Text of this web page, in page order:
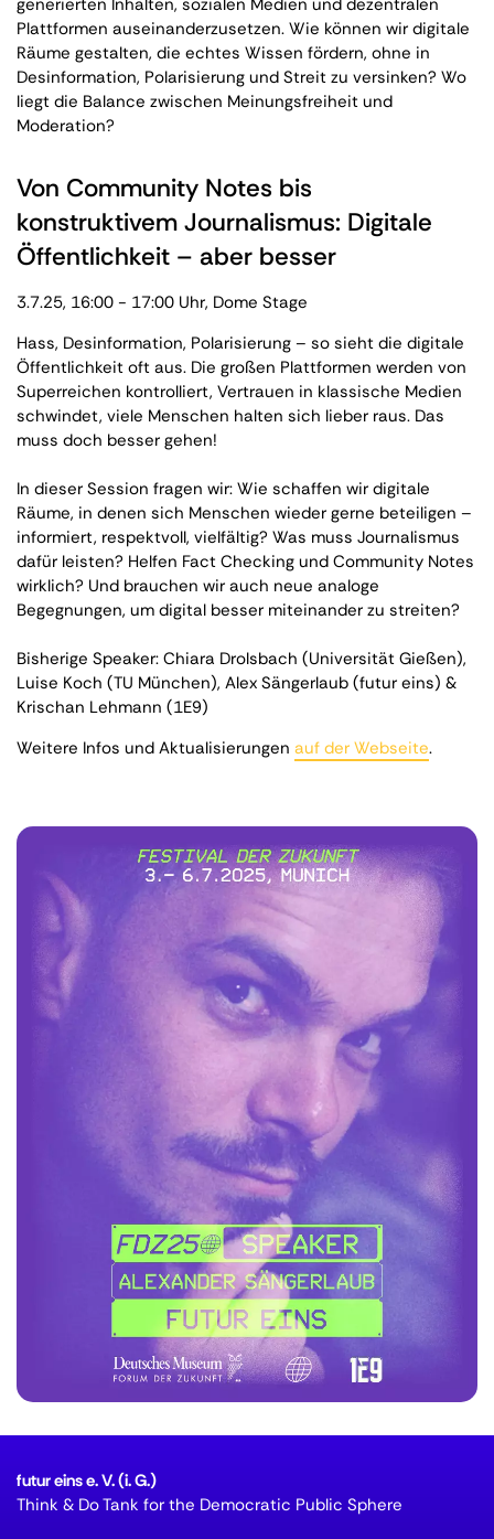
Plattformen auseinanderzusetzen. Wie können wir digitale
Räume gestalten, die echtes Wissen fördern, ohne in
Desinformation, Polarisierung und Streit zu versinken? Wo
liegt die Balance zwischen Meinungsfreiheit und
Moderation?
Von Community Notes bis
konstruktivem Journalismus: Digitale
Öffentlichkeit – aber besser
3.7.25, 16:00 - 17:00 Uhr, Dome Stage
Hass, Desinformation, Polarisierung – so sieht die digitale
Öffentlichkeit oft aus. Die großen Plattformen werden von
Superreichen kontrolliert, Vertrauen in klassische Medien
schwindet, viele Menschen halten sich lieber raus. Das
muss doch besser gehen!
In dieser Session fragen wir: Wie schaffen wir digitale
Räume, in denen sich Menschen wieder gerne beteiligen –
informiert, respektvoll, vielfältig? Was muss Journalismus
dafür leisten? Helfen Fact Checking und Community Notes
wirklich? Und brauchen wir auch neue analoge
Begegnungen, um digital besser miteinander zu streiten?
Bisherige Speaker: Chiara Drolsbach (Universität Gießen),
Luise Koch (TU München), Alex Sängerlaub (futur eins) &
Krischan Lehmann (1E9)
Weitere Infos und Aktualisierungen auf der Webseite.
futur eins e. V. (i. G.)
Think & Do Tank for the Democratic Public Sphere